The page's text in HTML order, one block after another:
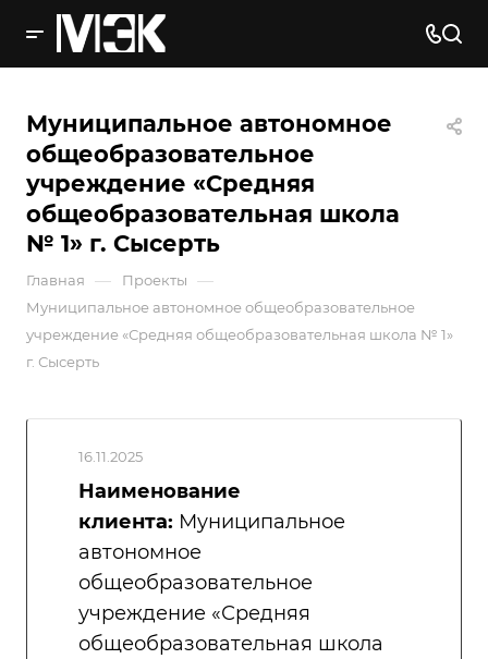
Муниципальное автономное
общеобразовательное
учреждение «Средняя
общеобразовательная школа
№ 1» г. Сысерть
Главная — Проекты —
Муниципальное автономное общеобразовательное
учреждение «Средняя общеобразовательная школа № 1»
г. Сысерть
16.11.2025
Наименование
клиента: Муниципальное
автономное
общеобразовательное
учреждение «Средняя
общеобразовательная школа